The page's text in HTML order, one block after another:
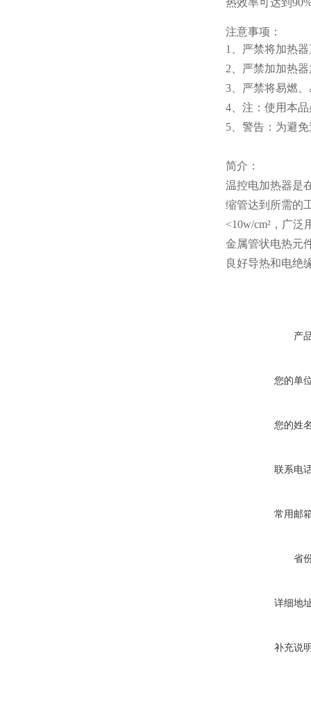
热效率可达到
注意事项：
1、严禁将加热
2、严禁加加热
3、严禁将易燃
4、注：使用本
5、警告：为避
简介：
温控电加热器是
缩管达到所需的
<10w/cm²，广
金属管状电热元
良好导热和电绝
产
您的单
您的姓
联系电
常用邮
省
详细地
补充说